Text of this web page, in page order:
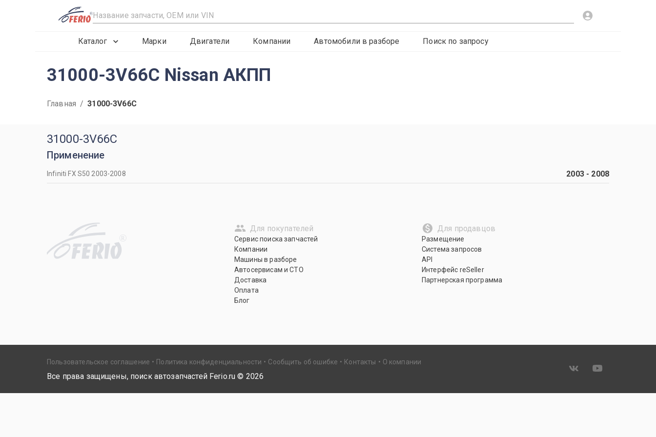
R
Каталог Марки Двигатели Компании Автомобили в разборе Поиск по запросу
31000-3V66C Nissan АКПП
Главная / 31000-3V66C
31000-3V66C
Применение
Infiniti FX S50 2003-2008 2003- 2008
R
Для покупателей
Сервис поиска запчастей
Компании
Машины в разборе
Автосервисам и СТО
Доставка
Оплата
Блог
Для продавцов
Размещение
Система запросов
API
Интерфейс reSeller
Партнерская программа
Пользовательское соглашение Политика конфиденциальности Сообщить об ошибке Контакты О компании
Все права защищены, поиск автозапчастей Ferio.ru © 2026